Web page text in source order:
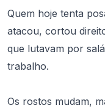
Quem hoje tenta
atacou, cortou
que lutavam por
trabalho.
Os rostos mudam,